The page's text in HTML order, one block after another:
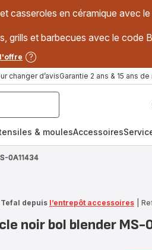
casseroles en céramique avec
grills et barbecues avec le code
changer d’avisGarantie 2 ans & 15 ans
& moulesAccessoires
0A11434
depuis l’entrepôt accessoires
noir bol blender MS-